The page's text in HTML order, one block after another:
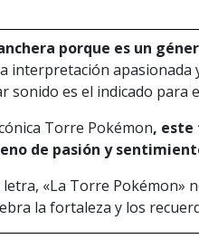
porque es un
interpretación apasionada
es el indicado para
Torre Pokémon, este
de pasión y
«La Torre Pokémon»
la fortaleza y los